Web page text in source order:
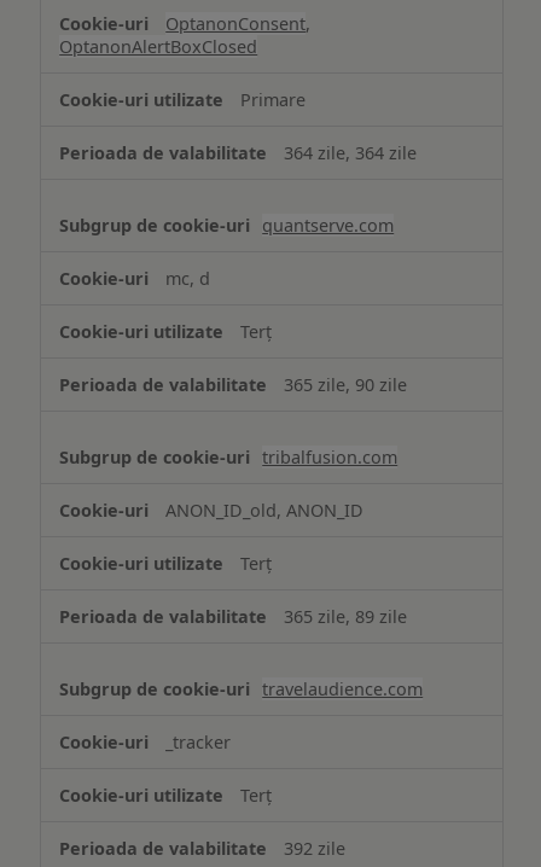
OptanonConsent,
OptanonAlertBoxClosed
Primare
364 zile, 364 zile
quantserve.com
mc, d
Terț
365 zile, 90 zile
tribalfusion.com
ANON_ID_old, ANON_ID
Terț
365 zile, 89 zile
travelaudience.com
_tracker
Terț
392 zile